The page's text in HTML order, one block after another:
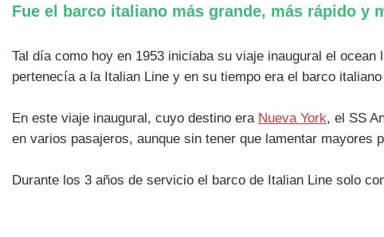
Fue el barco italiano más grande, más rápido y
Tal día como hoy en 1953 iniciaba su viaje inaugural el ocean
pertenecía a la Italian Line y en su tiempo era el barco
En este viaje inaugural, cuyo destino era Nueva York, el SS
en varios pasajeros, aunque sin tener que lamentar mayores
Durante los 3 años de servicio el barco de Italian Line solo